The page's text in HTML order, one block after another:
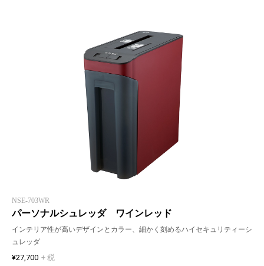
NSE-703WR
パーソナルシュレッダ ワインレッド
インテリア性が高いデザインとカラー、細かく刻めるハイセキュリティーシ
ュレッダ
¥27,700 + 税